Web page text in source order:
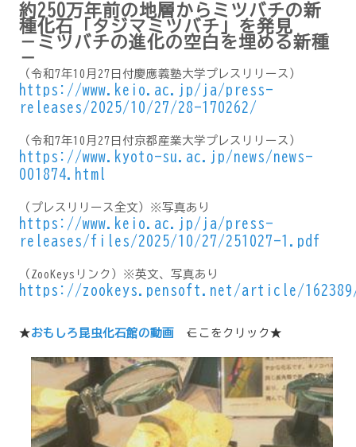
約250万年前の地層からミツバチの新
種化石「タジマミツバチ」を発見
－ミツバチの進化の空白を埋める新種
－
（令和7年10月27日付慶應義塾大学プレスリリース）
https://www.keio.ac.jp/ja/press-
releases/2025/10/27/28-170262/
（令和7年10月27日付京都産業大学プレスリリース）
https://www.kyoto-su.ac.jp/news/news-
001874.html
（プレスリリース全文）※写真あり
https://www.keio.ac.jp/ja/press-
releases/files/2025/10/27/251027-1.pdf
（ZooKeysリンク）※英文、写真あり
https://zookeys.pensoft.net/article/
★おもしろ昆虫化石館の動画 ←ここをクリック★